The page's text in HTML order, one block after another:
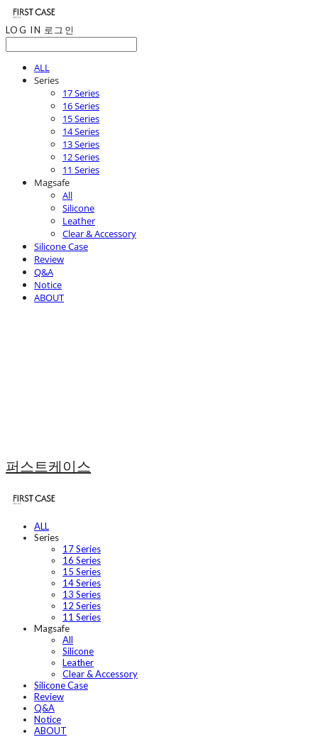
LOG IN 로그인
ALL
Series
17 Series
16 Series
15 Series
14 Series
13 Series
12 Series
11 Series
Magsafe
All
Silicone
Leather
Clear & Accessory
Silicone Case
Review
Q&A
Notice
ABOUT
퍼스트케이스
ALL
Series
17 Series
16 Series
15 Series
14 Series
13 Series
12 Series
11 Series
Magsafe
All
Silicone
Leather
Clear & Accessory
Silicone Case
Review
Q&A
Notice
ABOUT